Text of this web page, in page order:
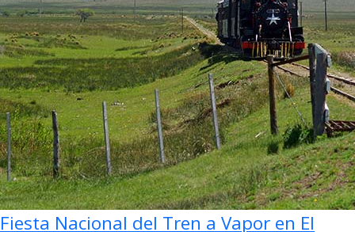
Fiesta Nacional del Tren a Vapor en El